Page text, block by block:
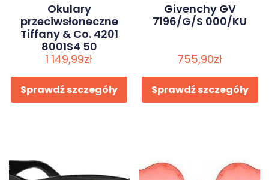
Okulary
przeciwsłoneczne
Tiffany & Co. 4201
8001S4 50
1 149,99zł
Sprawdź szczegóły
Givenchy GV
7196/G/S 000/KU
755,90zł
Sprawdź szczegóły